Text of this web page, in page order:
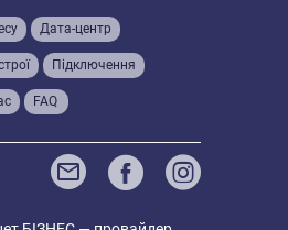
Дата-центр
Підключення
FAQ